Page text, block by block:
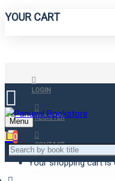
YOUR CART
LOGIN
REGISTER
CONTACT
Menu
0
Your shopping cart is